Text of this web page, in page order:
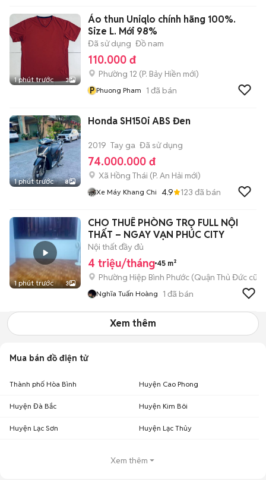
1 phút trước 3
Áo thun Uniqlo chính hãng 100%.
Size L. Mới 98%
Đã sử dụng Đồ nam
110.000 đ
Phường 12 (P. Bảy Hiền mới)
P Phuong Pham 1 đã bán
1 phút trước 8
Honda SH150i ABS Đen
2019 Tay ga Đã sử dụng
74.000.000 đ
Xã Hồng Thái (P. An Hải mới)
Xe Máy Khang Chi 4.9 123 đã bán
1 phút trước 3
CHO THUÊ PHÒNG TRỌ FULL NỘI
THẤT – NGAY VẠN PHÚC CITY
Nội thất đầy đủ
4 triệu/tháng 45 m²
Phường Hiệp Bình Phước (Quận Thủ Đức cũ)
Nghĩa Tuấn Hoàng 1 đã bán
Xem thêm
Mua bán đồ điện tử
Thành phố Hòa Bình Huyện Cao Phong
Huyện Đà Bắc Huyện Kim Bôi
Huyện Lạc Sơn Huyện Lạc Thủy
Xem thêm